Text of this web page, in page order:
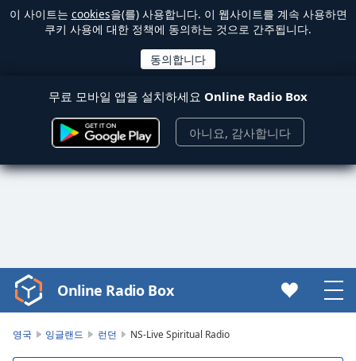
이 사이트는 cookies을(를) 사용합니다. 이 웹사이트를 계속 사용하면
쿠키 사용에 대한 정책에 동의하는 것으로 간주됩니다.
무료 모바일 앱을 설치하세요 Online Radio Box
아니요, 감사합니다
Video
Player
Online Radio Box
영국 잉글랜드 런던 NS-Live Spiritual Radio